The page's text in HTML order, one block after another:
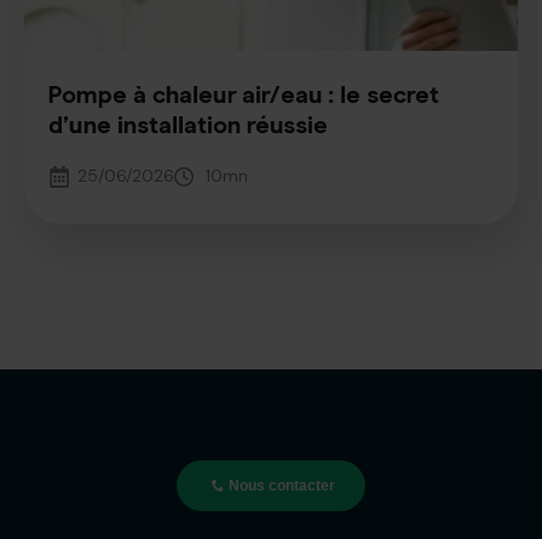
Pompe à chaleur air/eau : le secret
d’une installation réussie
25/06/2026 10mn
Nous contacter